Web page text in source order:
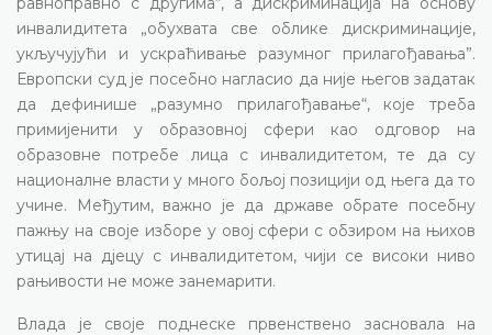
инвалидитета „обухвата све облике дискриминације,
укључујући и ускраћивање разумног прилагођавања”.
Европски суд је посебно нагласио да није његов задатак
да дефинише „разумно прилагођавање“, које треба
примијенити у образовној сфери као одговор на
образовне потребе лица с инвалидитетом, те да су
националне власти у много бољој позицији од њега да то
учине. Међутим, важно је да државе обрате посебну
пажњу на своје изборе у овој сфери с обзиром на њихов
утицај на дјецу с инвалидитетом, чији се високи ниво
рањивости не може занемарити.
Влада је своје поднеске првенствено засновала на